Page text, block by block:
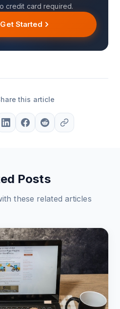
credit card required.
Get Started
this article
Posts
these related articles